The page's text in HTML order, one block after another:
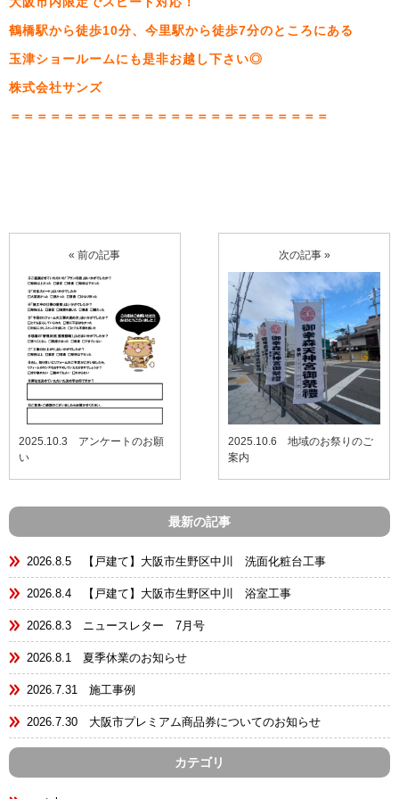
鶴橋駅から徒歩10分、今里駅から徒歩7分のところにある
玉津ショールームにも是非お越し下さい◎
株式会社サンズ
＝＝＝＝＝＝＝＝＝＝＝＝＝＝＝＝＝＝＝＝＝＝＝＝
« 前の記事
2025.10.3 アンケートのお願
い
次の記事 »
2025.10.6 地域のお祭りのご
案内
最新の記事
2026.8.5 【戸建て】大阪市生野区中川 洗面化粧台工事
2026.8.4 【戸建て】大阪市生野区中川 浴室工事
2026.8.3 ニュースレター 7月号
2026.8.1 夏季休業のお知らせ
2026.7.31 施工事例
2026.7.30 大阪市プレミアム商品券についてのお知らせ
カテゴリ